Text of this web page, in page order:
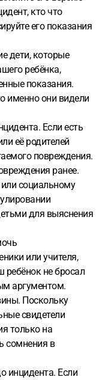
кто что
его показания
дети, которые
ребёнка,
показания.
именно они видели
Если есть
её родителей
повреждения.
ранее.
социальному
для выяснения
или учителя,
ребёнок не бросал
аргументом.
Поскольку
свидетели
только на
сомнения в
инцидента. Если